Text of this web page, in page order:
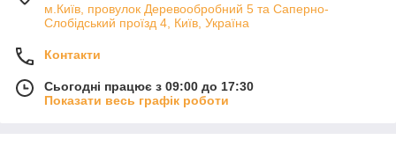
м.Київ, провулок Деревообробний 5 та Саперно-
Слобідський проїзд 4, Київ, Україна
Контакти
Сьогодні працює з 09:00 до 17:30
Показати весь графік роботи